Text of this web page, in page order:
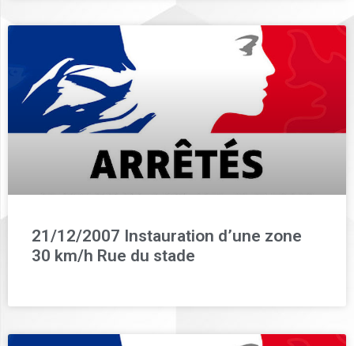
21/12/2007 Instauration d’une zone
30 km/h Rue du stade